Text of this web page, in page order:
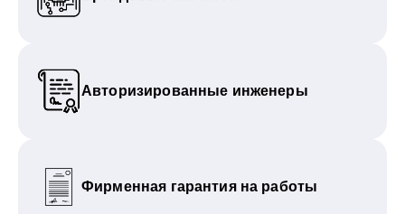
Авторизированные инженеры
Фирменная гарантия на работы